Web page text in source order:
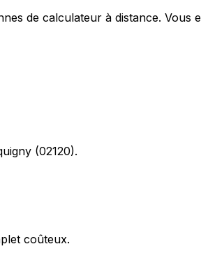
de calculateur à distance.
(02120).
coûteux.